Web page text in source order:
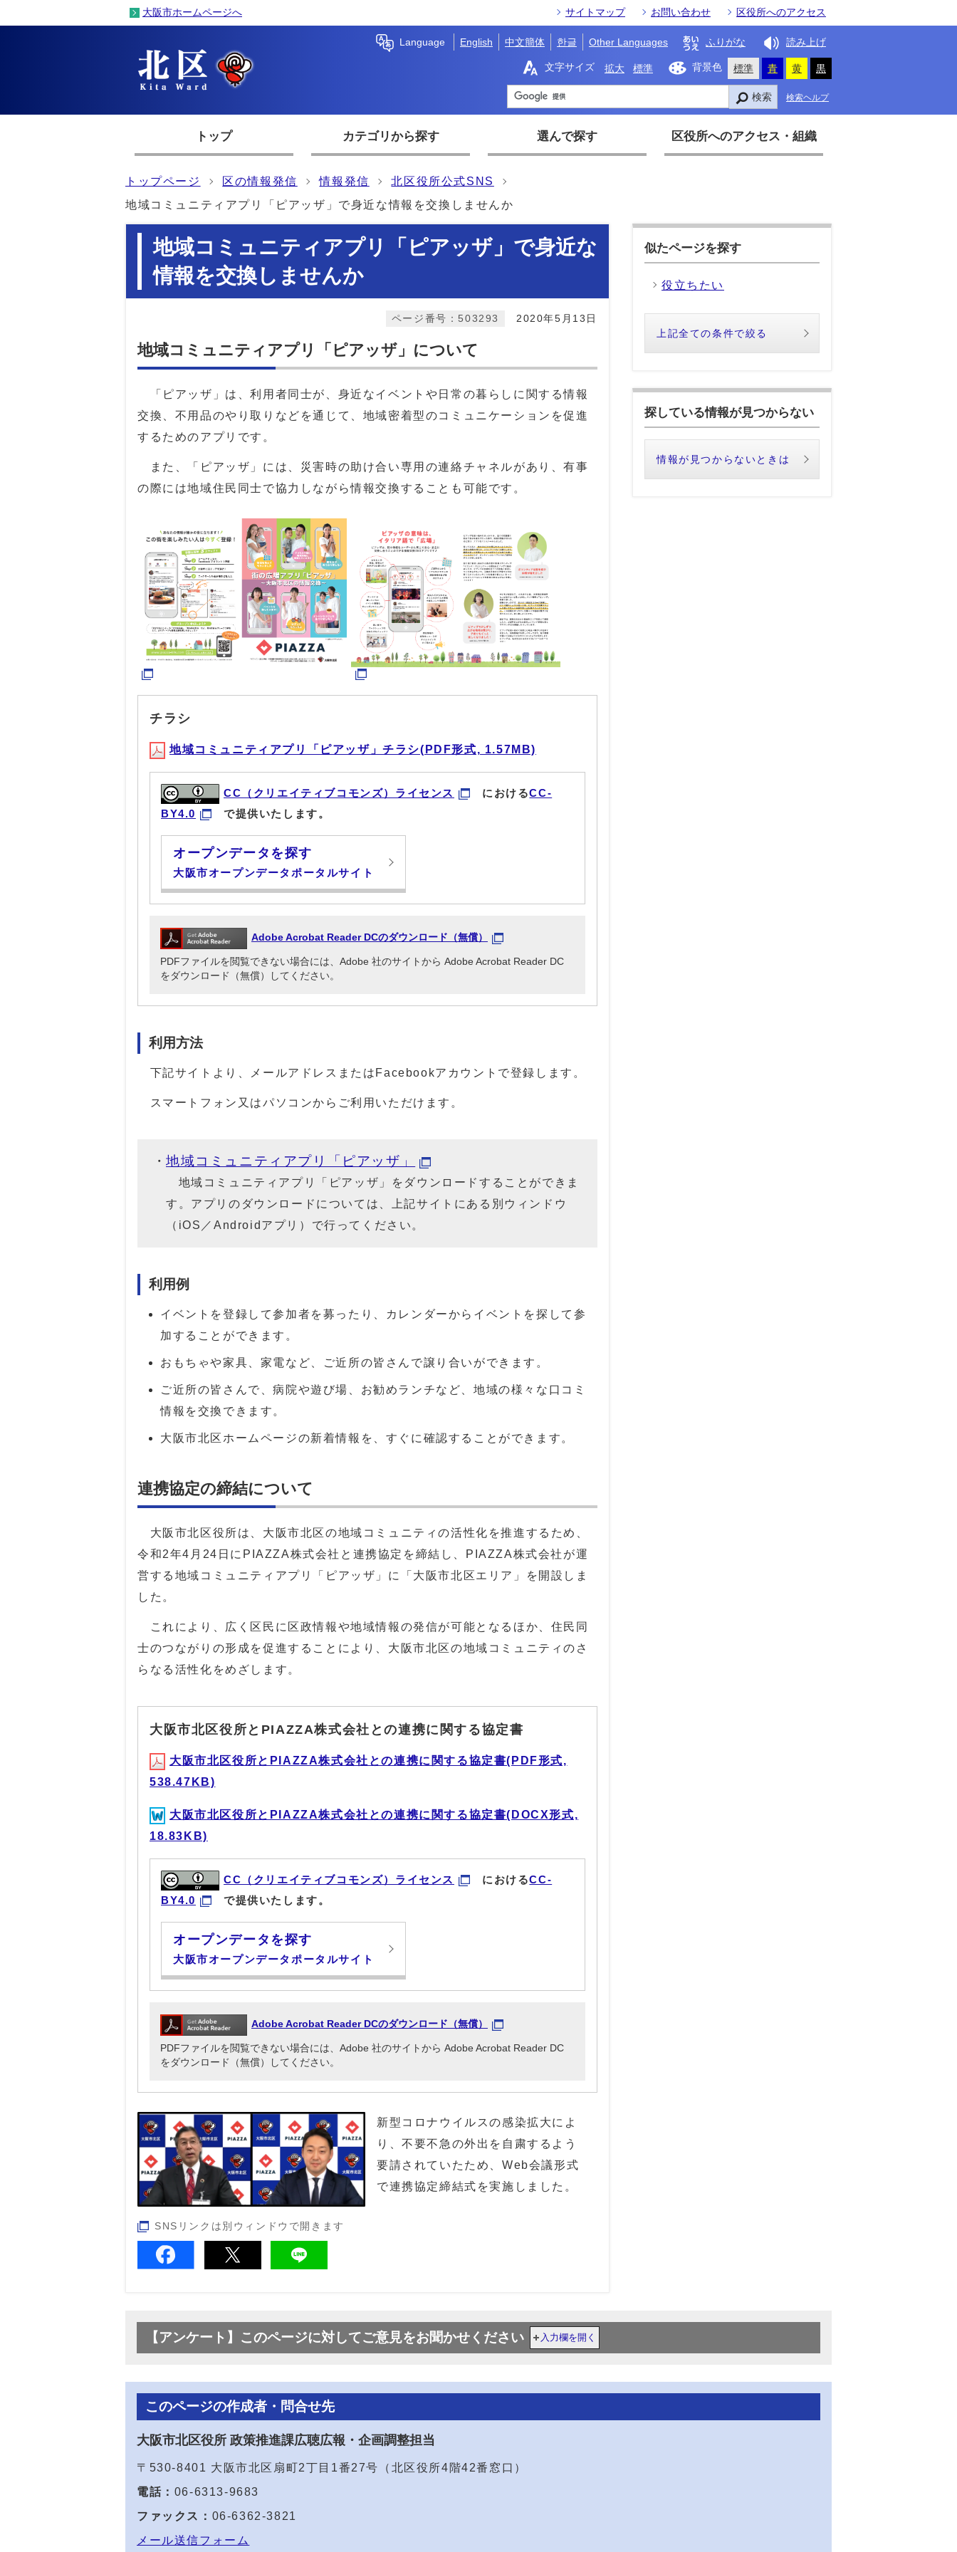
サイトマップ お問い合わせ 区役所へのアクセス
大阪市ホームページへ
Language English 中文簡体 한글 Other Languages ふりがな 読み上げ
文字サイズ 拡大 標準 背景色 標準 青 黄 黒
検索 検索ヘルプ
トップ カテゴリから探す 選んで探す 区役所へのアクセス・組織
トップページ 区の情報発信 情報発信
北区役所公式SNS
地域コミュニティアプリ「ピアッザ」で身近な情報を交換しませんか
地域コミュニティアプリ「ピアッザ」で身近な
情報を交換しませんか
2020年5月13日
ページ番号：503293
地域コミュニティアプリ「ピアッザ」について
「ピアッザ」は、利用者同士が、身近なイベントや日常の暮らしに関する情報
交換、不用品のやり取りなどを通じて、地域密着型のコミュニケーションを促進
するためのアプリです。
また、「ピアッザ」には、災害時の助け合い専用の連絡チャネルがあり、有事
の際には地域住民同士で協力しながら情報交換することも可能です。
チラシ
地域コミュニティアプリ「ピアッザ」チラシ(PDF形式, 1.57MB)
CC（クリエイティブコモンズ）ライセンス におけるCC-
BY4.0
で提供いたします。
オープンデータを探す
大阪市オープンデータポータルサイト
Adobe Acrobat Reader DCのダウンロード（無償）
PDFファイルを閲覧できない場合には、Adobe 社のサイトから Adobe Acrobat Reader DC
をダウンロード（無償）してください。
利用方法
下記サイトより、メールアドレスまたはFacebookアカウントで登録します。
スマートフォン又はパソコンからご利用いただけます。
地域コミュニティアプリ「ピアッザ」
地域コミュニティアプリ「ピアッザ」をダウンロードすることができま
す。アプリのダウンロードについては、上記サイトにある別ウィンドウ
（iOS／Androidアプリ）で行ってください。
利用例
イベントを登録して参加者を募ったり、カレンダーからイベントを探して参
加することができます。
おもちゃや家具、家電など、ご近所の皆さんで譲り合いができます。
ご近所の皆さんで、病院や遊び場、お勧めランチなど、地域の様々な口コミ
情報を交換できます。
大阪市北区ホームページの新着情報を、すぐに確認することができます。
連携協定の締結について
大阪市北区役所は、大阪市北区の地域コミュニティの活性化を推進するため、
令和2年4月24日にPIAZZA株式会社と連携協定を締結し、PIAZZA株式会社が運
営する地域コミュニティアプリ「ピアッザ」に「大阪市北区エリア」を開設しま
した。
これにより、広く区民に区政情報や地域情報の発信が可能となるほか、住民同
士のつながりの形成を促進することにより、大阪市北区の地域コミュニティのさ
らなる活性化をめざします。
大阪市北区役所とPIAZZA株式会社との連携に関する協定書
大阪市北区役所とPIAZZA株式会社との連携に関する協定書(PDF形式,
538.47KB)
大阪市北区役所とPIAZZA株式会社との連携に関する協定書(DOCX形式,
18.83KB)
CC（クリエイティブコモンズ）ライセンス におけるCC-
BY4.0
で提供いたします。
オープンデータを探す
大阪市オープンデータポータルサイト
Adobe Acrobat Reader DCのダウンロード（無償）
PDFファイルを閲覧できない場合には、Adobe 社のサイトから Adobe Acrobat Reader DC
をダウンロード（無償）してください。
新型コロナウイルスの感染拡大によ
り、不要不急の外出を自粛するよう
要請されていたため、Web会議形式
で連携協定締結式を実施しました。
SNSリンクは別ウィンドウで開きます
似たページを探す
役立ちたい
上記全ての条件で絞る
探している情報が見つからない
情報が見つからないときは
【アンケート】このページに対してご意見をお聞かせください 入力欄を開く
このページの作成者・問合せ先
大阪市北区役所 政策推進課広聴広報・企画調整担当
〒530-8401 大阪市北区扇町2丁目1番27号（北区役所4階42番窓口）
電話： 06-6313-9683
ファックス： 06-6362-3821
メール送信フォーム